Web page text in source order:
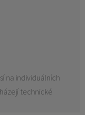
na individuálních
technické